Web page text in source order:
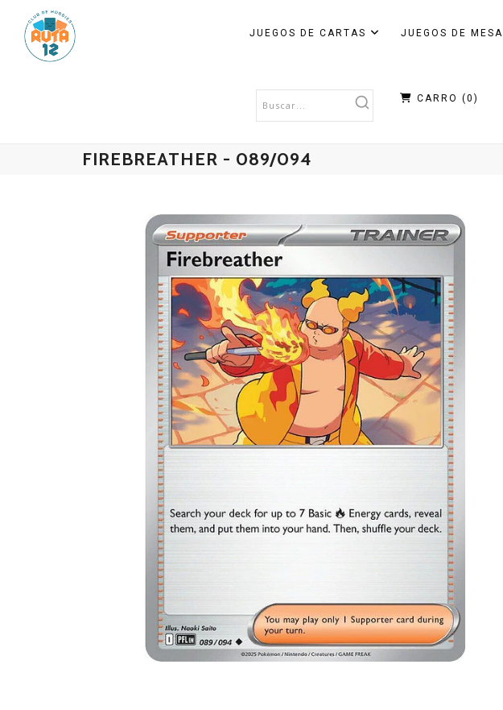
JUEGOS DE CARTAS JUEGOS DE MESA
CARRO (0 )
FIREBREATHER - 089/094